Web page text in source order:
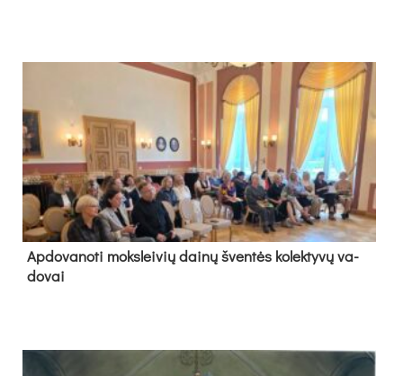
Ap­do­va­no­ti moks­lei­vių dai­nų šven­tės ko­lek­ty­vų va­
do­vai